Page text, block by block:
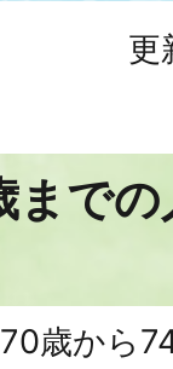
更
での
歳から